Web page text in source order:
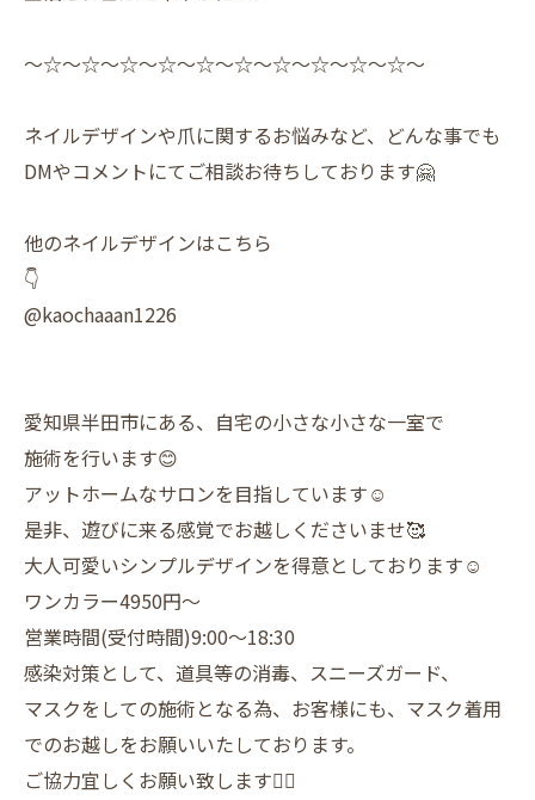
〜☆〜☆〜☆〜☆〜☆〜☆〜☆〜☆〜☆〜☆〜
ネイルデザインや爪に関するお悩みなど、どんな事でも
DMやコメントにてご相談お待ちしております🤗
他のネイルデザインはこちら
👇
@kaochaaan1226
愛知県半田市にある、自宅の小さな小さな一室で
施術を行います😊
アットホームなサロンを目指しています☺️
是非、遊びに来る感覚でお越しくださいませ🥰
大人可愛いシンプルデザインを得意としております☺️
ワンカラー4950円〜
営業時間(受付時間)9:00〜18:30
感染対策として、道具等の消毒、スニーズガード、
マスクをしての施術となる為、お客様にも、マスク着用
でのお越しをお願いいたしております。
ご協力宜しくお願い致します🙇‍♀️